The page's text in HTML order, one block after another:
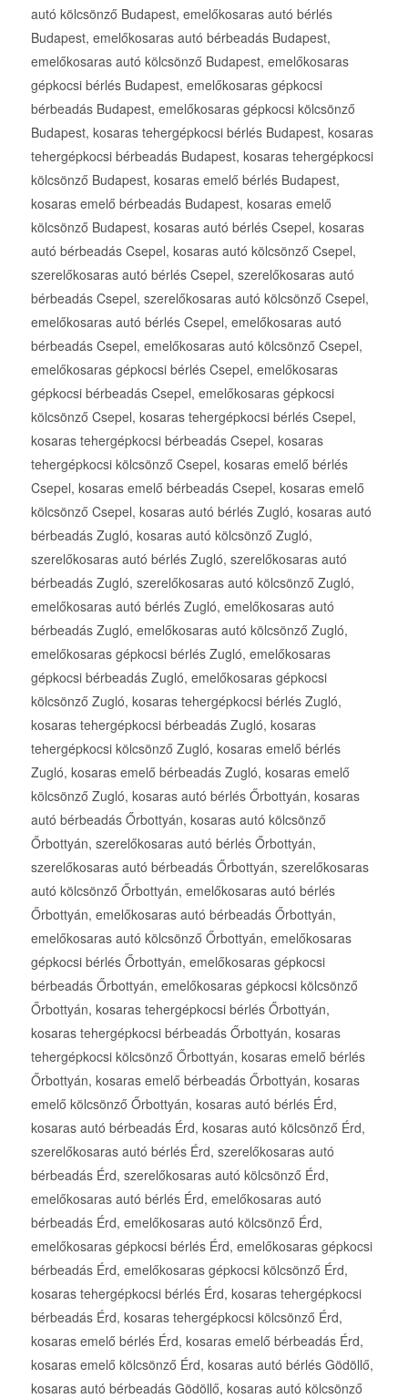
autó kölcsönző Budapest, emelőkosaras autó bérlés
Budapest, emelőkosaras autó bérbeadás Budapest,
emelőkosaras autó kölcsönző Budapest, emelőkosaras
gépkocsi bérlés Budapest, emelőkosaras gépkocsi
bérbeadás Budapest, emelőkosaras gépkocsi kölcsönző
Budapest, kosaras tehergépkocsi bérlés Budapest, kosaras
tehergépkocsi bérbeadás Budapest, kosaras tehergépkocsi
kölcsönző Budapest, kosaras emelő bérlés Budapest,
kosaras emelő bérbeadás Budapest, kosaras emelő
kölcsönző Budapest, kosaras autó bérlés Csepel, kosaras
autó bérbeadás Csepel, kosaras autó kölcsönző Csepel,
szerelőkosaras autó bérlés Csepel, szerelőkosaras autó
bérbeadás Csepel, szerelőkosaras autó kölcsönző Csepel,
emelőkosaras autó bérlés Csepel, emelőkosaras autó
bérbeadás Csepel, emelőkosaras autó kölcsönző Csepel,
emelőkosaras gépkocsi bérlés Csepel, emelőkosaras
gépkocsi bérbeadás Csepel, emelőkosaras gépkocsi
kölcsönző Csepel, kosaras tehergépkocsi bérlés Csepel,
kosaras tehergépkocsi bérbeadás Csepel, kosaras
tehergépkocsi kölcsönző Csepel, kosaras emelő bérlés
Csepel, kosaras emelő bérbeadás Csepel, kosaras emelő
kölcsönző Csepel, kosaras autó bérlés Zugló, kosaras autó
bérbeadás Zugló, kosaras autó kölcsönző Zugló,
szerelőkosaras autó bérlés Zugló, szerelőkosaras autó
bérbeadás Zugló, szerelőkosaras autó kölcsönző Zugló,
emelőkosaras autó bérlés Zugló, emelőkosaras autó
bérbeadás Zugló, emelőkosaras autó kölcsönző Zugló,
emelőkosaras gépkocsi bérlés Zugló, emelőkosaras
gépkocsi bérbeadás Zugló, emelőkosaras gépkocsi
kölcsönző Zugló, kosaras tehergépkocsi bérlés Zugló,
kosaras tehergépkocsi bérbeadás Zugló, kosaras
tehergépkocsi kölcsönző Zugló, kosaras emelő bérlés
Zugló, kosaras emelő bérbeadás Zugló, kosaras emelő
kölcsönző Zugló, kosaras autó bérlés Őrbottyán, kosaras
autó bérbeadás Őrbottyán, kosaras autó kölcsönző
Őrbottyán, szerelőkosaras autó bérlés Őrbottyán,
szerelőkosaras autó bérbeadás Őrbottyán, szerelőkosaras
autó kölcsönző Őrbottyán, emelőkosaras autó bérlés
Őrbottyán, emelőkosaras autó bérbeadás Őrbottyán,
emelőkosaras autó kölcsönző Őrbottyán, emelőkosaras
gépkocsi bérlés Őrbottyán, emelőkosaras gépkocsi
bérbeadás Őrbottyán, emelőkosaras gépkocsi kölcsönző
Őrbottyán, kosaras tehergépkocsi bérlés Őrbottyán,
kosaras tehergépkocsi bérbeadás Őrbottyán, kosaras
tehergépkocsi kölcsönző Őrbottyán, kosaras emelő bérlés
Őrbottyán, kosaras emelő bérbeadás Őrbottyán, kosaras
emelő kölcsönző Őrbottyán, kosaras autó bérlés Érd,
kosaras autó bérbeadás Érd, kosaras autó kölcsönző Érd,
szerelőkosaras autó bérlés Érd, szerelőkosaras autó
bérbeadás Érd, szerelőkosaras autó kölcsönző Érd,
emelőkosaras autó bérlés Érd, emelőkosaras autó
bérbeadás Érd, emelőkosaras autó kölcsönző Érd,
emelőkosaras gépkocsi bérlés Érd, emelőkosaras gépkocsi
bérbeadás Érd, emelőkosaras gépkocsi kölcsönző Érd,
kosaras tehergépkocsi bérlés Érd, kosaras tehergépkocsi
bérbeadás Érd, kosaras tehergépkocsi kölcsönző Érd,
kosaras emelő bérlés Érd, kosaras emelő bérbeadás Érd,
kosaras emelő kölcsönző Érd, kosaras autó bérlés Gödöllő,
kosaras autó bérbeadás Gödöllő, kosaras autó kölcsönző